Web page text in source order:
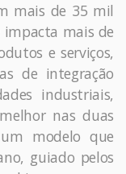
mais de 35 mil
impacta mais de
e serviços,
de integração
industriais,
nas duas
modelo que
guiado pelos